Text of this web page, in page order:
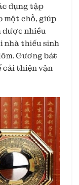
dụng tập
một chỗ, giúp
được nhiều
nhà thiếu sinh
Gương bát
cải thiện vận